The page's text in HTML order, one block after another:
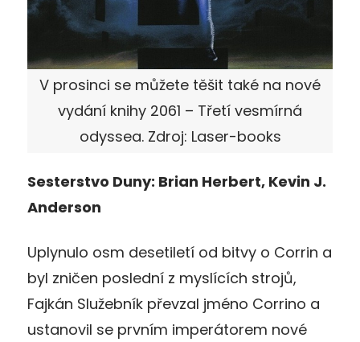
V prosinci se můžete těšit také na nové
vydání knihy 2061 – Třetí vesmírná
odyssea. Zdroj: Laser-books
Sesterstvo Duny: Brian Herbert, Kevin J.
Anderson
Uplynulo osm desetiletí od bitvy o Corrin a
byl zničen poslední z myslících strojů,
Fajkán Služebník převzal jméno Corrino a
ustanovil se prvním imperátorem nové